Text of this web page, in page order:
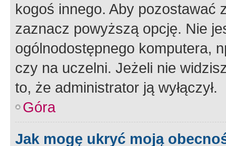
kogoś innego. Aby pozostawać
zaznacz powyższą opcję. Nie
ogólnodostępnego komputera,
czy na uczelni. Jeżeli nie
to, że administrator ją wyłączył.
Góra
Jak mogę ukryć moją